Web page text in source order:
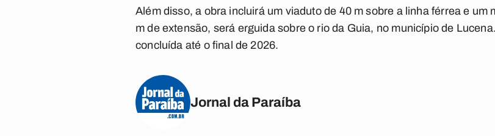
Além disso, a obra incluirá um viaduto de 40 m sobre a linha férrea e um
m de extensão, será erguida sobre o rio da Guia, no município de
concluída até o final de 2026.
Jornal da Paraíba